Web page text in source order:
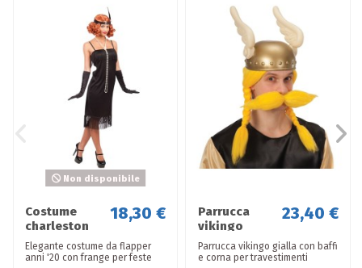
Non disponibile
Costume
charleston
T.U. (M-L)
18,30 €
Elegante costume da flapper
anni '20 con frange per feste
Parrucca
vikingo
gialla baffi
23,40 €
Parrucca vikingo gialla con baffi
e corna per travestimenti